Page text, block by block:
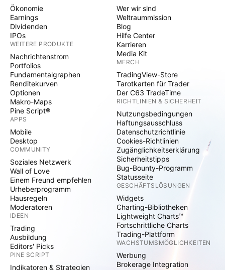
Ökonomie
Earnings
Dividenden
IPOs
WEITERE PRODUKTE
Nachrichtenstrom
Portfolios
Fundamentalgraphen
Renditekurven
Optionen
Makro-Maps
Pine Script®
APPS
Mobile
Desktop
COMMUNITY
Soziales Netzwerk
Wall of Love
Einem Freund empfehlen
Urheberprogramm
Hausregeln
Moderatoren
IDEEN
Trading
Ausbildung
Editors' Picks
PINE SCRIPT
Indikatoren & Strategien
Wer wir sind
Weltraummission
Blog
Hilfe Center
Karrieren
Media Kit
MERCH
TradingView-Store
Tarotkarten für Trader
Der C63 TradeTime
RICHTLINIEN & SICHERHEIT
Nutzungsbedingungen
Haftungsausschluss
Datenschutzrichtlinie
Cookies-Richtlinien
Zugänglichkeitserklärung
Sicherheitstipps
Bug-Bounty-Programm
Statusseite
GESCHÄFTSLÖSUNGEN
Widgets
Charting-Bibliotheken
Lightweight Charts™
Fortschrittliche Charts
Trading-Plattform
WACHSTUMSMÖGLICHKEITEN
Werbung
Brokerage Integration